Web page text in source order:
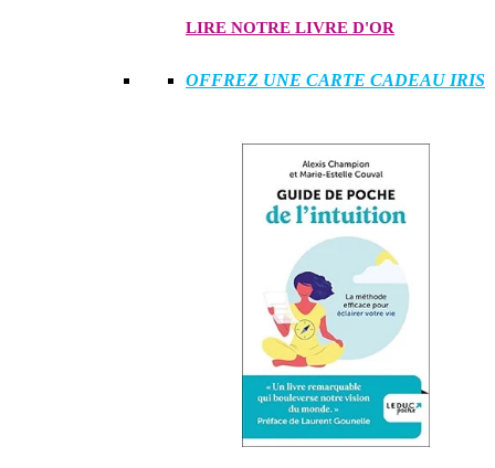
LIRE NOTRE LIVRE D'OR
OFFREZ UNE CARTE CADEAU IRIS